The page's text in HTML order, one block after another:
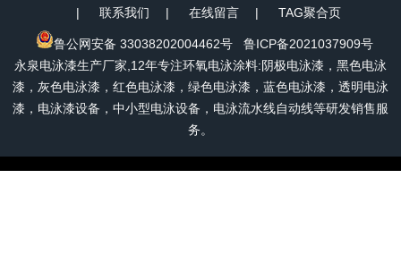
联系我们
在线留言 TAG聚合页
鲁公网安备 33038202004462号
鲁ICP备2021037909号
永泉电泳漆生产厂家,12年专注环氧电泳涂料:阴极电泳漆，黑色电泳
漆，灰色电泳漆，红色电泳漆，绿色电泳漆，蓝色电泳漆，透明电泳
漆，电泳漆设备，中小型电泳设备，电泳流水线自动线等研发销售服
务。